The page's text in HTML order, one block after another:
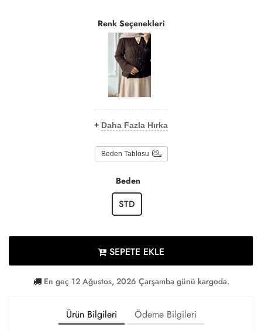
Renk Seçenekleri
+ Daha Fazla Hırka
Beden Tablosu
Beden
STD
SEPETE EKLE
En geç 12 Ağustos, 2026 Çarşamba günü kargoda.
Ürün Bilgileri
Ödeme Bilgileri